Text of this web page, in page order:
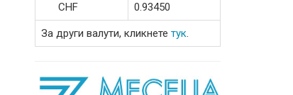
CHF 0.93450
За други валути, кликнете тук.